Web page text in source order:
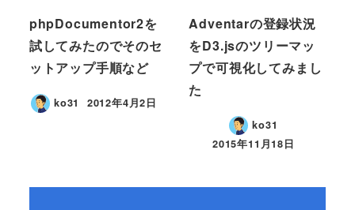
phpDocumentor2を
試してみたのでそのセ
ットアップ手順など
ko31 2012年4月2日
Adventarの登録状況
をD3.jsのツリーマッ
プで可視化してみまし
た
ko31
2015年11月18日